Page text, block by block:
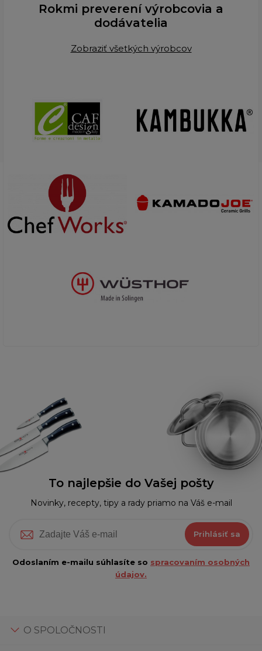
Rokmi preverení výrobcovia a
dodávatelia
Zobraziť všetkých výrobcov
To najlepšie do Vašej pošty
Novinky, recepty, tipy a rady priamo na Váš e-mail
Prihlásiť sa
Odoslaním e-mailu súhlasíte so spracovaním osobných
údajov.
O SPOLOČNOSTI